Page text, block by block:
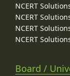
NCERT
NCERT
NCERT
NCERT
Board /